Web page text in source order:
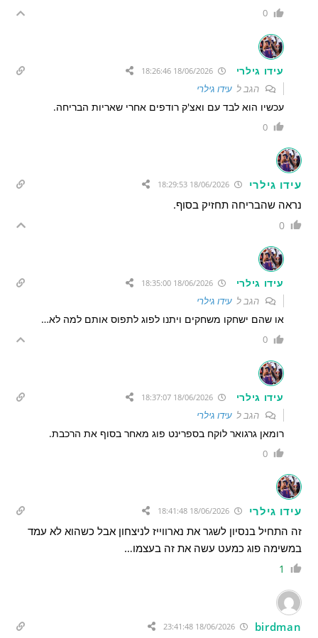
0
עידו גילרי 18/06/2026 18:26:46
הגב לעידו גילרי
עכשיו הוא לבד עם ואצ'ק רודפים אחרי שאריות הבריחה.
0
עידו גילרי 18/06/2026 18:29:53
נראה שהבריחה תחזיק בסוף.
0
עידו גילרי 18/06/2026 18:35:00
הגב לעידו גילרי
או שהם ישחקו משחקים ויתנו לפוג לתפוס אותם למה לא…
0
עידו גילרי 18/06/2026 18:37:07
הגב לעידו גילרי
רומאן גרגואר לוקח בספרינט פוג מאחר בסוף את הרכבת.
0
עידו גילרי 18/06/2026 18:41:48
זה התחיל בנסיון לשגר את נארווייז לניצחון אבל כשהוא לא עמד
במשימה פוג כמעט עשה את זה בעצמו…
1
birdman
18/06/2026 23:41:48